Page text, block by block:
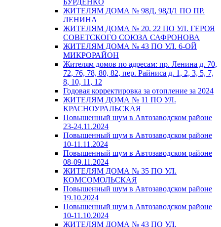
БУРДЕНКО
ЖИТЕЛЯМ ДОМА № 98Д, 98Д/1 ПО ПР.
ЛЕНИНА
ЖИТЕЛЯМ ДОМА № 20, 22 ПО УЛ. ГЕРОЯ
СОВЕТСКОГО СОЮЗА САФРОНОВА
ЖИТЕЛЯМ ДОМА № 43 ПО УЛ. 6-ОЙ
МИКРОРАЙОН
Жителям домов по адресам: пр. Ленина д. 70,
72, 76, 78, 80, 82, пер. Райниса д. 1, 2, 3, 5, 7,
8, 10, 11, 12
Годовая корректировка за отопление за 2024
ЖИТЕЛЯМ ДОМА № 11 ПО УЛ.
КРАСНОУРАЛЬСКАЯ
Повышенный шум в Автозаводском районе
23-24.11.2024
Повышенный шум в Автозаводском районе
10-11.11.2024
Повышенный шум в Автозаводском районе
08-09.11.2024
ЖИТЕЛЯМ ДОМА № 35 ПО УЛ.
КОМСОМОЛЬСКАЯ
Повышенный шум в Автозаводском районе
19.10.2024
Повышенный шум в Автозаводском районе
10-11.10.2024
ЖИТЕЛЯМ ДОМА № 43 ПО УЛ.